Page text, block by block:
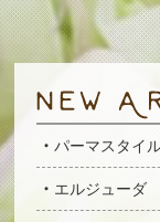
パーマスタイ
エルジューダ